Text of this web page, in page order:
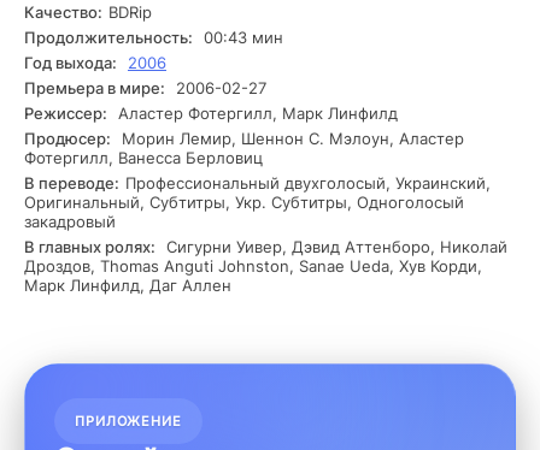
разных условиях и фиксируют изменения, вызванные
климатом. Эти открытия не только подчеркивают
разнообразие жизни, но и ставят перед созерцателями
вопросы о будущем экосистем. Интригующий момент
наступает, когда установка показывает, как быстро
изменяется среда обитания некоторых видов, заставляя
задуматься о последствиях для жизни на планете. Эта
увлекательная документальная группа побуждает
зрителей осмыслить важность сохранения природы и ее
обитателей.
Качество: BDRip
Продолжительность:
00:43 мин
Год выхода:
2006
Премьера в мире:
2006-02-27
Режиссер:
Аластер Фотергилл, Марк Линфилд
Продюсер:
Морин Лемир, Шеннон С. Мэлоун, Аластер
Фотергилл, Ванесса Берловиц
В переводе: Профессиональный двухголосый, Украинский,
Оригинальный, Субтитры, Укр. Субтитры, Одноголосый
закадровый
В главных ролях:
Сигурни Уивер, Дэвид Аттенборо, Николай
Дроздов, Thomas Anguti Johnston, Sanae Ueda, Хув Корди,
Марк Линфилд, Даг Аллен
ПРИЛОЖЕНИЕ